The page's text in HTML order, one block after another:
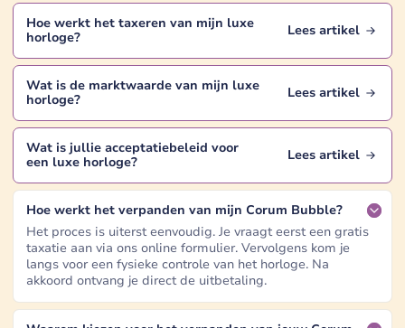
Hoe werkt het taxeren van mijn luxe
horloge? Lees artikel
Wat is de marktwaarde van mijn luxe
horloge? Lees artikel
Wat is jullie acceptatiebeleid voor
een luxe horloge? Lees artikel
Hoe werkt het verpanden van mijn Corum Bubble?
Het proces is uiterst eenvoudig. Je vraagt eerst een gratis
taxatie aan via ons online formulier. Vervolgens kom je
langs voor een fysieke controle van het horloge. Na
akkoord ontvang je direct de uitbetaling.